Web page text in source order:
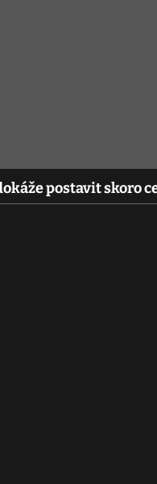
postavit skoro